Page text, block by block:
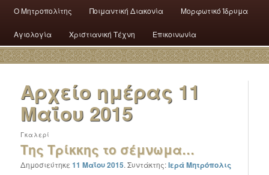
Ο Mητροπολίτης Ποιμαντική Διακονία Μορφωτικό Ίδρυμα
Αγιολογία Χριστιανική Τέχνη Επικοινωνία
Αρχείο ημέρας 11
Μαΐου 2015
Της Τρίκκης το σέμνωμα…
Γκαλερί
Δημοσιεύτηκε11 Μαΐου 2015.Συντάκτης:Ιερά Μητρόπολις